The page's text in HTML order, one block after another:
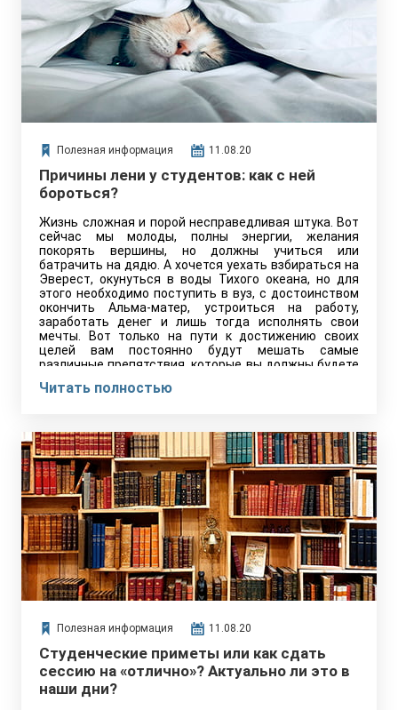
Полезная информация 11.08.20
Причины лени у студентов: как с ней
бороться?
Жизнь сложная и порой несправедливая штука. Вот
сейчас мы молоды, полны энергии, желания
покорять вершины, но должны учиться или
батрачить на дядю. А хочется уехать взбираться на
Эверест, окунуться в воды Тихого океана, но для
этого необходимо поступить в вуз, с достоинством
окончить Альма-матер, устроиться на работу,
заработать денег и лишь тогда исполнять свои
мечты. Вот только на пути к достижению своих
целей вам постоянно будут мешать самые
различные препятствия, которые вы должны будете
Читать полностью
Полезная информация 11.08.20
Студенческие приметы или как сдать
сессию на «отлично»? Актуально ли это в
наши дни?